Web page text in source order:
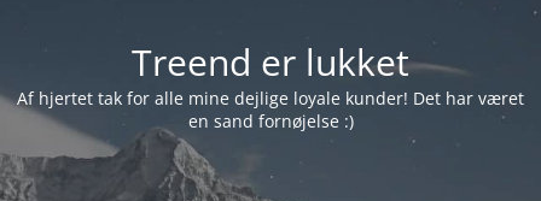
Treend er lukket
Af hjertet tak for alle mine dejlige loyale kunder! Det har været
en sand fornøjelse :)